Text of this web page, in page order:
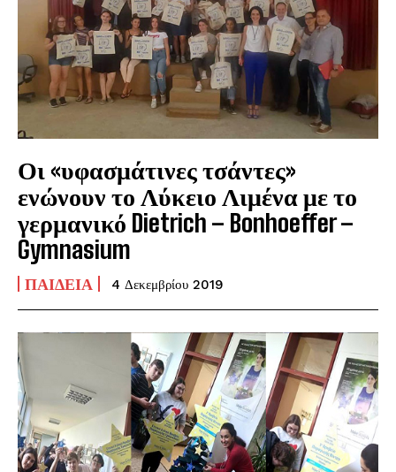
Οι «υφασμάτινες τσάντες»
ενώνουν το Λύκειο Λιμένα με το
γερμανικό Dietrich – Bonhoeffer –
Gymnasium
ΠΑΙΔΕΊΑ 4 Δεκεμβρίου 2019